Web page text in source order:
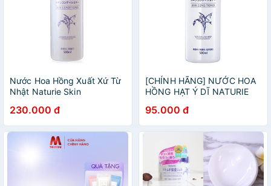
Nước Hoa Hồng Xuất Xứ Từ
Nhật Naturie Skin
230.000 đ
[CHÍNH HÃNG] NƯỚC HOA
HỒNG HẠT Ý DĨ NATURIE
BẢN 500ML
95.000 đ